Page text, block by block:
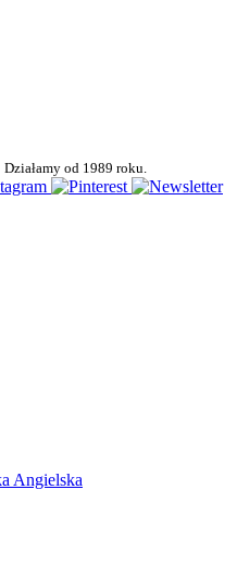
Działamy od 1989 roku.
Angielska